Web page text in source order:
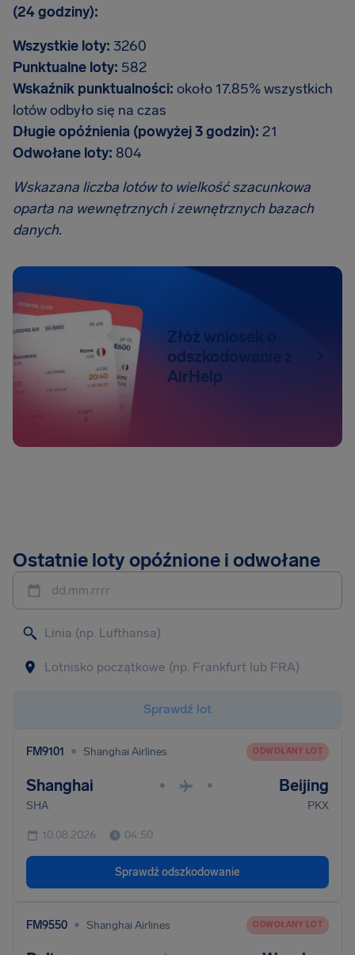
(24 godziny):
Wszystkie loty: 3260
Punktualne loty: 582
Wskaźnik punktualności: około 17.85% wszystkich
lotów odbyło się na czas
Długie opóźnienia (powyżej 3 godzin): 21
Odwołane loty: 804
Wskazana liczba lotów to wielkość szacunkowa
oparta na wewnętrznych i zewnętrznych bazach
danych.
Złóż wniosek o
odszkodowanie z
AirHelp
Ostatnie loty opóźnione i odwołane
dd.mm.rrrr
Sprawdź lot
FM9101 • Shanghai Airlines ODWOŁANY LOT
Shanghai • • Beijing
SHA PKX
10.08.2026 04:50
Sprawdź odszkodowanie
FM9550 • Shanghai Airlines ODWOŁANY LOT